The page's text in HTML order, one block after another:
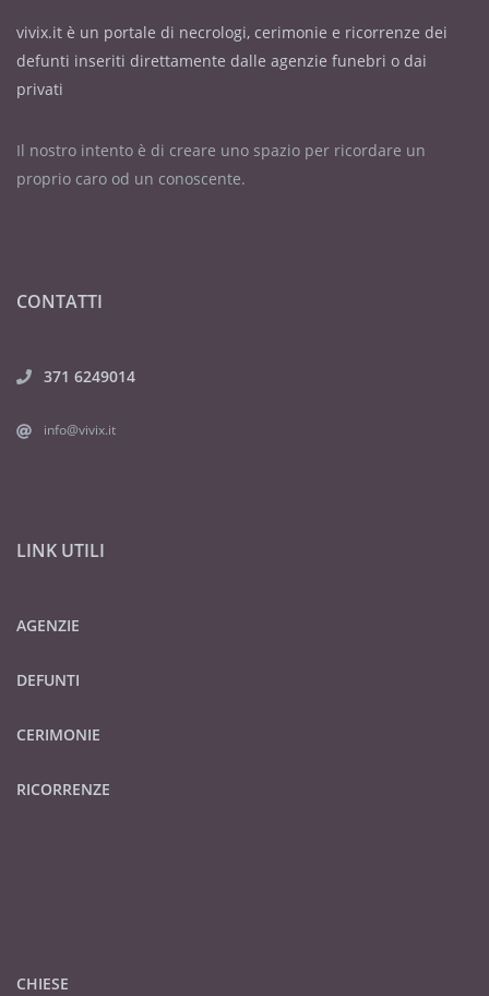
vivix.it è un portale di necrologi, cerimonie e ricorrenze dei
defunti inseriti direttamente dalle agenzie funebri o dai
privati
Il nostro intento è di creare uno spazio per ricordare un
proprio caro od un conoscente.
CONTATTI
371 6249014
info@vivix.it
LINK UTILI
AGENZIE
DEFUNTI
CERIMONIE
RICORRENZE
CHIESE